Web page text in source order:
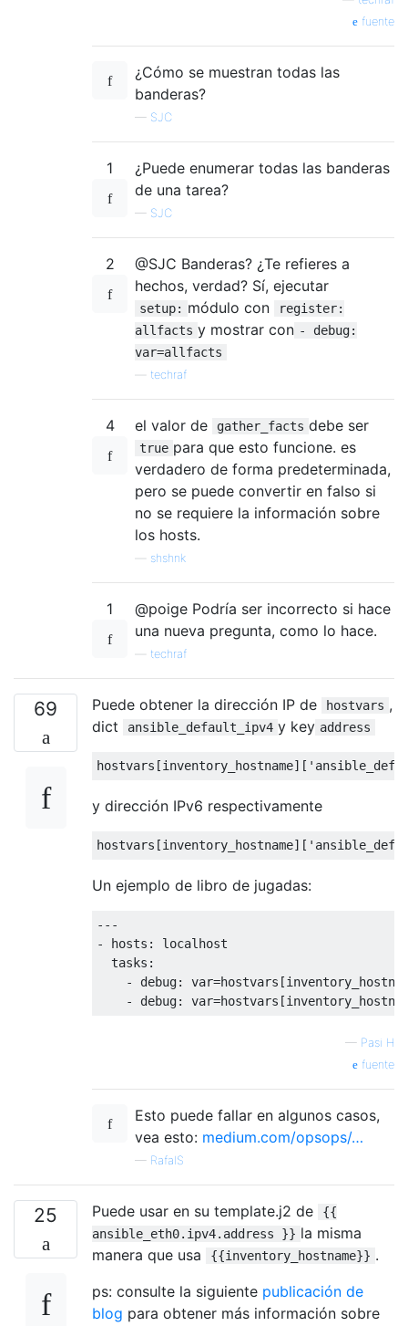
fuente
¿Cómo se muestran todas las
banderas?
— SJC
1
¿Puede enumerar todas las banderas
de una tarea?
— SJC
2
@SJC Banderas? ¿Te refieres a
hechos, verdad? Sí, ejecutar
setup: módulo con
register:
allfacts y mostrar con - debug:
var=allfacts
techraf
4 el valor de gather_facts debe ser
true para que esto funcione. es
verdadero de forma predeterminada,
pero se puede convertir en falso si
no se requiere la información sobre
los hosts.
shshnk
1
@poige Podría ser incorrecto si hace
una nueva pregunta, como lo hace.
techraf
69 Puede obtener la dirección IP de hostvars ,
dict
ansible_default_ipv4 y key address
y dirección IPv6 respectivamente
Un ejemplo de libro de jugadas:
---
- hosts: localhost
  tasks:
- debug:
— Pasi H
fuente
Esto puede fallar en algunos casos,
vea esto: medium.com/opsops/…
— RafalS
25 Puede usar en su template.j2 de
{{
ansible_eth0.ipv4.address }} la misma
manera que usa
{{inventory_hostname}} .
ps: consulte la siguiente publicación de
blog para obtener más información sobre